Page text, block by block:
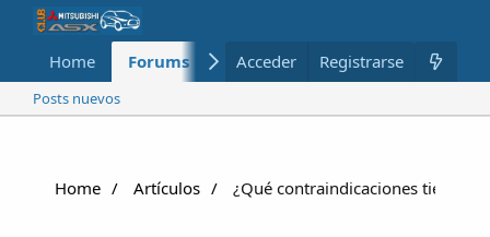
Home Forums Nuevo Miembros
Acceder Registrarse
Posts nuevos
Home Artículos ¿Qué contraindicaciones tiene la